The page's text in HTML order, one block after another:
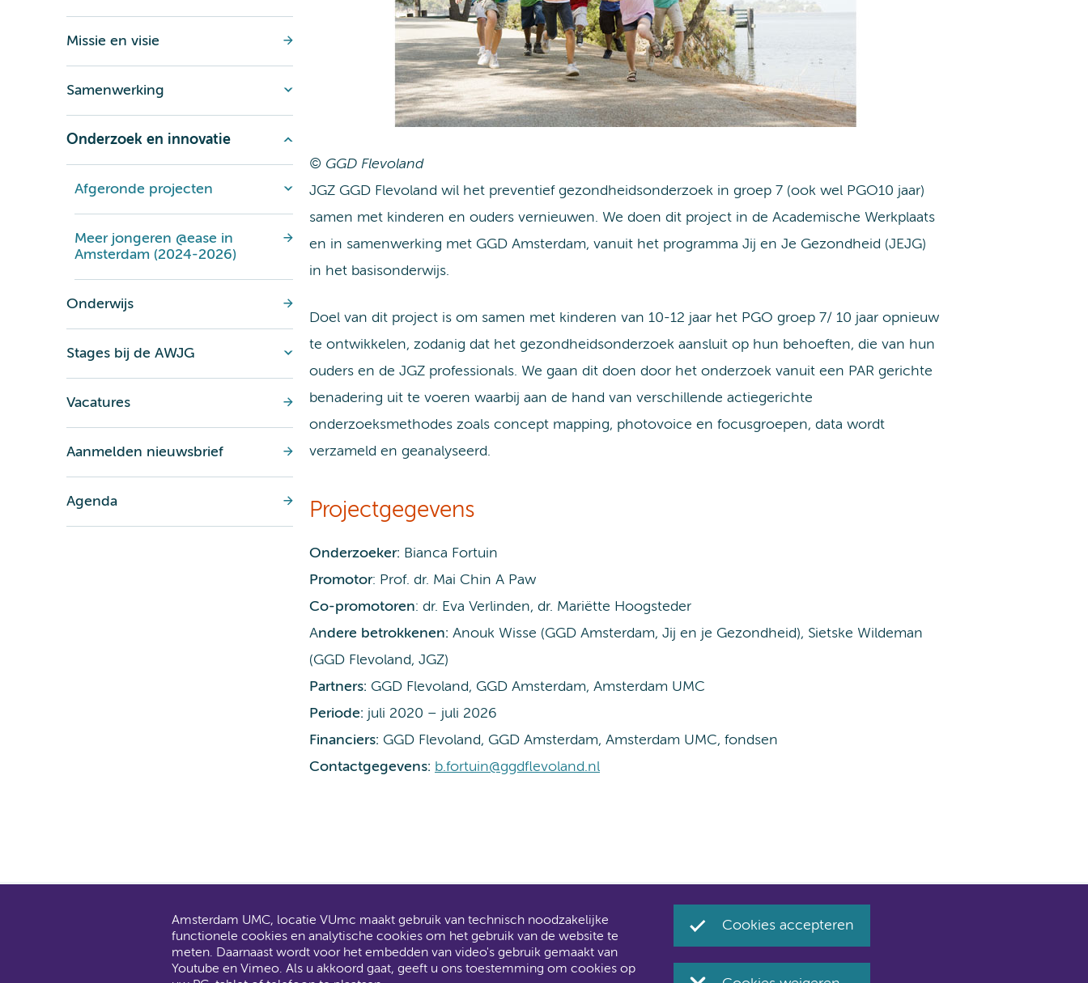
Missie en visie
Samenwerking
Onderzoek en innovatie
Afgeronde projecten
Meer jongeren @ease in
Amsterdam (2024-2026)
Onderwijs
Stages bij de AWJG
Vacatures
Aanmelden nieuwsbrief
Agenda
© GGD Flevoland
JGZ GGD Flevoland wil het preventief gezondheidsonderzoek in groep 7 (ook wel PGO10 jaar)
samen met kinderen en ouders vernieuwen. We doen dit project in de Academische Werkplaats
en in samenwerking met GGD Amsterdam, vanuit het programma Jij en Je Gezondheid (JEJG)
in het basisonderwijs.
Doel van dit project is om samen met kinderen van 10-12 jaar het PGO groep 7/ 10 jaar opnieuw
te ontwikkelen, zodanig dat het gezondheidsonderzoek aansluit op hun behoeften, die van hun
ouders en de JGZ professionals. We gaan dit doen door het onderzoek vanuit een PAR gerichte
benadering uit te voeren waarbij aan de hand van verschillende actiegerichte
onderzoeksmethodes zoals concept mapping, photovoice en focusgroepen, data wordt
verzameld en geanalyseerd.
Projectgegevens
Onderzoeker: Bianca Fortuin
Promotor: Prof. dr. Mai Chin A Paw
Co-promotoren: dr. Eva Verlinden, dr. Mariëtte Hoogsteder
Andere betrokkenen: Anouk Wisse (GGD Amsterdam, Jij en je Gezondheid), Sietske Wildeman
(GGD Flevoland, JGZ)
Partners: GGD Flevoland, GGD Amsterdam, Amsterdam UMC
Periode: juli 2020 – juli 2026
Financiers: GGD Flevoland, GGD Amsterdam, Amsterdam UMC, fondsen
Contactgegevens: b.fortuin@ggdflevoland.nl
AMC en VUmc zijn al een tijdje samen Amsterdam UMC.
Dit gaat u ook merken aan de websites: steeds meer informatie verhuist naar amsterdamumc.nl en amsterdamumc.org
Amsterdam UMC, locatie VUmc maakt gebruik van technisch noodzakelijke
functionele cookies en analytische cookies om het gebruik van de website te
meten. Daarnaast wordt voor het embedden van video's gebruik gemaakt van
Youtube en Vimeo. Als u akkoord gaat, geeft u ons toestemming om cookies op
Cookies accepteren